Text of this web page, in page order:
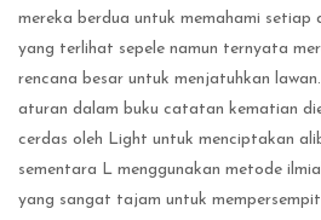
mereka berdua untuk memahami setiap
yang terlihat sepele namun ternyata
rencana besar untuk menjatuhkan
aturan dalam buku catatan kematian
cerdas oleh Light untuk menciptakan
sementara L menggunakan metode
yang sangat tajam untuk